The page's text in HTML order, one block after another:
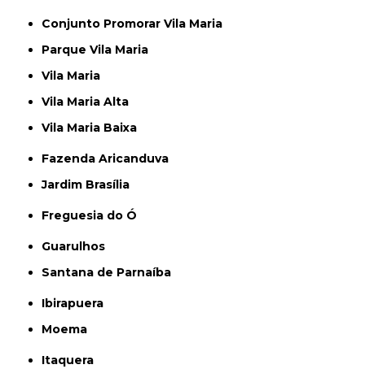
Conjunto Promorar Vila Maria
Parque Vila Maria
Vila Maria
Vila Maria Alta
Vila Maria Baixa
Fazenda Aricanduva
Jardim Brasília
Freguesia do Ó
Guarulhos
Santana de Parnaíba
Ibirapuera
Moema
Itaquera